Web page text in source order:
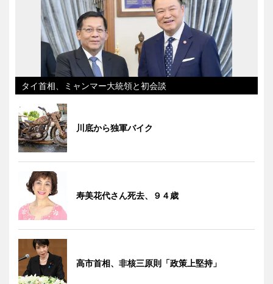
タイ首相、ミャンマー大統領と初会談
川底から独軍バイク
寿美花代さん死去、９４歳
高市首相、非核三原則「政策上堅持」